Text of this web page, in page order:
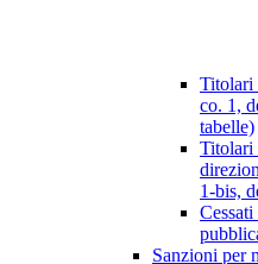
Titolari
co. 1,
tabelle)
Titolari
1-bis,
Sanzioni per